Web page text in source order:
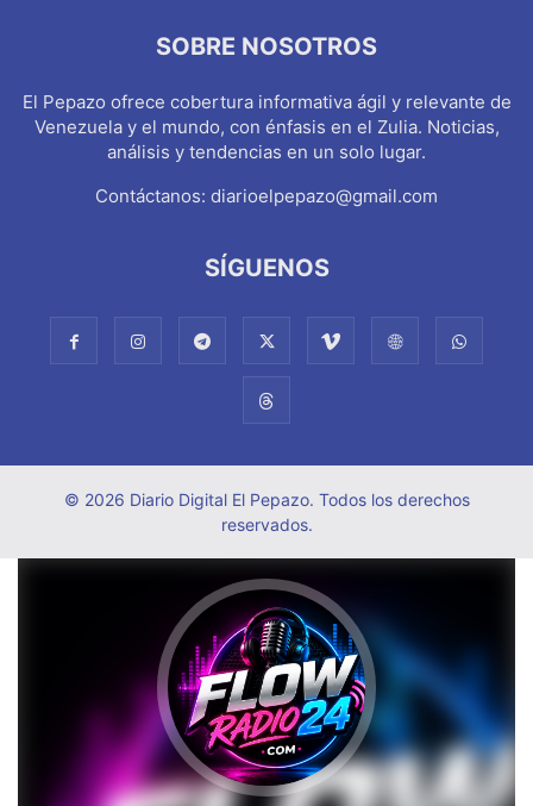
SOBRE NOSOTROS
El Pepazo ofrece cobertura informativa ágil y relevante de
Venezuela y el mundo, con énfasis en el Zulia. Noticias,
análisis y tendencias en un solo lugar.
Contáctanos: diarioelpepazo@gmail.com
SÍGUENOS
© 2026 Diario Digital El Pepazo. Todos los derechos
reservados.